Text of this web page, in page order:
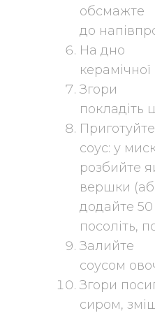
обсмажте
до
На дно
Згори
покладіть
Приготуйте
соус: у
розбийте
вершки
додайте 50
посоліть,
Залийте
соусом
Згори
сиром,